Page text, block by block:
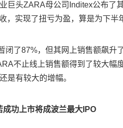
巨头ZARA母公司Inditex公布了
，实现了扭亏为盈，算是为下半
闭了87%，但其网上销售额飙升
不止线上销售额得到了较大
是有较大的增幅。
功上市将成波兰最大IPO